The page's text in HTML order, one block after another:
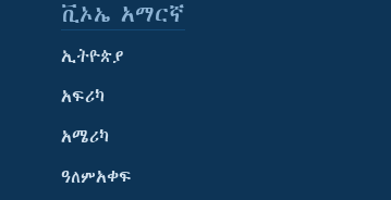
ቪኦኤ አማርኛ
ኢትዮጵያ
አፍሪካ
አሜሪካ
ዓለምአቀፍ